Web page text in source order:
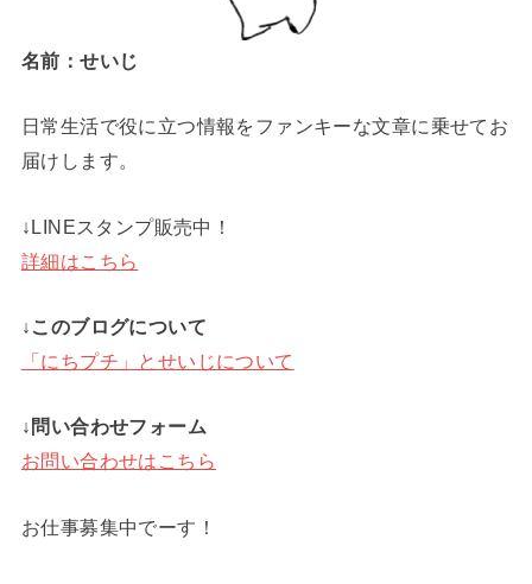
名前：せいじ
日常生活で役に立つ情報をファンキーな文章に乗せてお
届けします。
↓LINEスタンプ販売中！
詳細はこちら
↓このブログについて
「にちプチ」とせいじについて
↓問い合わせフォーム
お問い合わせはこちら
お仕事募集中でーす！